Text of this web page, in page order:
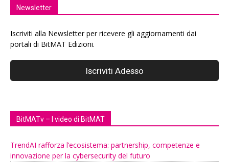
Newsletter
Iscriviti alla Newsletter per ricevere gli aggiornamenti dai
portali di BitMAT Edizioni.
BitMATv – I video di BitMAT
TrendAI rafforza l’ecosistema: partnership, competenze e
innovazione per la cybersecurity del futuro